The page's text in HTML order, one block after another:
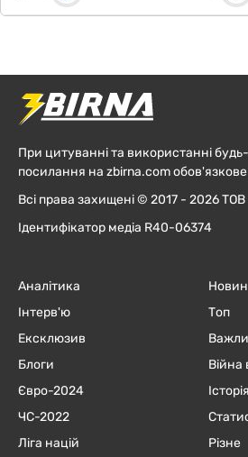
При цитуванні та використанні
посилання на zbirna.com обов'язкове
Всі права захищені © 2017 - 2026
Ідентифікатор медіа R40-06374
Аналітика
Інтерв'ю
Ексклюзив
Блоги
Євро-2024
ЧC-2022
Ліга націй
Топ
Війна
Історія
Різне